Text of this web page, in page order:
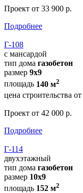
Проект от 33 900 р.
Подробнее
Г-108
с мансардой
тип дома газобетон
размер 9x9
площадь 140 м2
цена строительства от
Проект от 42 000 р.
Подробнее
Г-114
двухэтажный
тип дома газобетон
размер 10x9
площадь 152 м2